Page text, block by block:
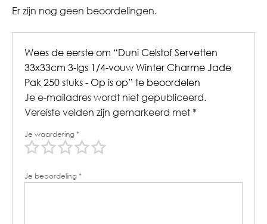
Er zijn nog geen beoordelingen.
Wees de eerste om “Duni Celstof Servetten
33x33cm 3-lgs 1/4-vouw Winter Charme Jade
Pak 250 stuks - Op is op” te beoordelen
Je e-mailadres wordt niet gepubliceerd.
Vereiste velden zijn gemarkeerd met *
Je waardering*
Je beoordeling*